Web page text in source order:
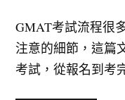
GMAT考試流程很
注意的細節，這篇
考試，從報名到考